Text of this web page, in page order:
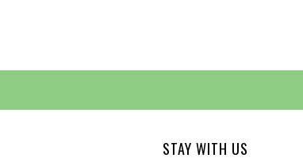
STAY WITH US